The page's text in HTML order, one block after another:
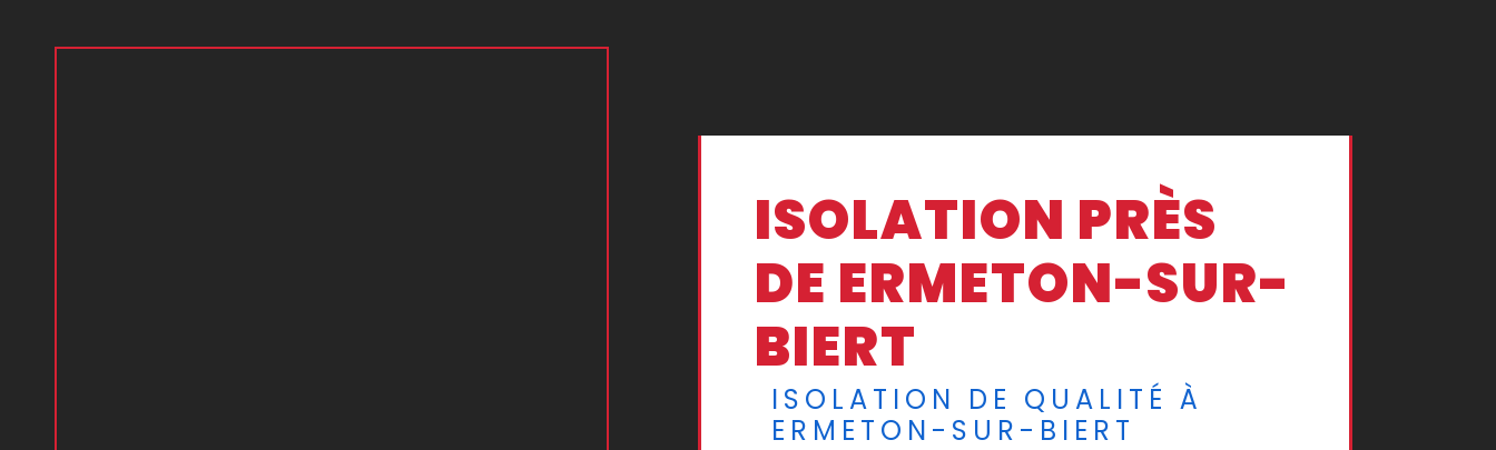
ISOLATION PRÈS
DE ERMETON-SUR-
BIERT
ISOLATION DE QUALITÉ À
ERMETON-SUR-BIERT